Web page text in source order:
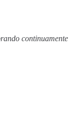
continuamente